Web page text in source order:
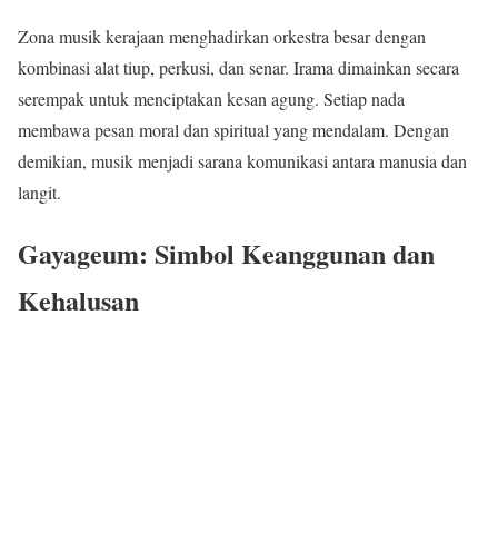
Zona musik kerajaan menghadirkan orkestra besar dengan
kombinasi alat tiup, perkusi, dan senar. Irama dimainkan secara
serempak untuk menciptakan kesan agung. Setiap nada
membawa pesan moral dan spiritual yang mendalam. Dengan
demikian, musik menjadi sarana komunikasi antara manusia dan
langit.
Gayageum: Simbol Keanggunan dan
Kehalusan